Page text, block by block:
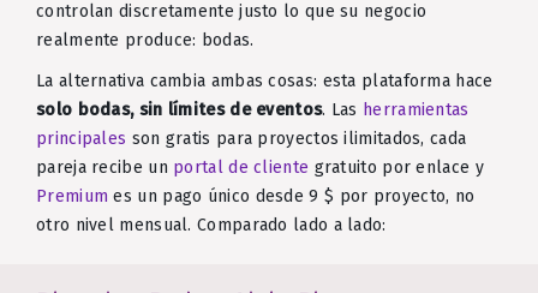
controlan discretamente justo lo que su negocio
realmente produce: bodas.
La alternativa cambia ambas cosas: esta plataforma hace
solo bodas, sin límites de eventos. Las herramientas
principales son gratis para proyectos ilimitados, cada
pareja recibe un portal de cliente gratuito por enlace y
Premium es un pago único desde 9 $ por proyecto, no
otro nivel mensual. Comparado lado a lado: